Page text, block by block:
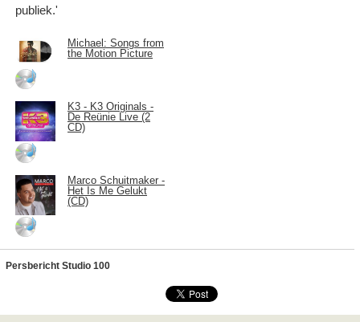
publiek.'
Michael: Songs from
the Motion Picture
K3 - K3 Originals -
De Reünie Live (2
CD)
Marco Schuitmaker -
Het Is Me Gelukt
(CD)
Persbericht Studio 100